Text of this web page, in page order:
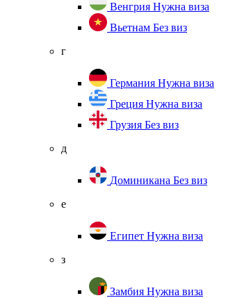
Венгрия Нужна виза
Вьетнам Без виз
г
Германия Нужна виза
Греция Нужна виза
Грузия Без виз
д
Доминикана Без виз
е
Египет Нужна виза
з
Замбия Нужна виза